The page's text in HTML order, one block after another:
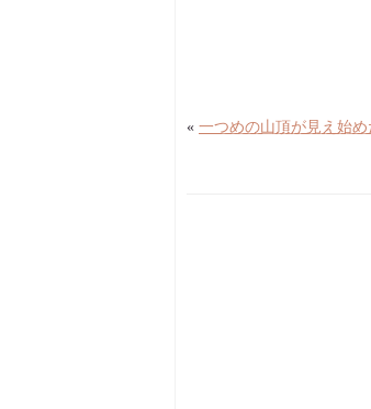
« 一つめの山頂が見え始め